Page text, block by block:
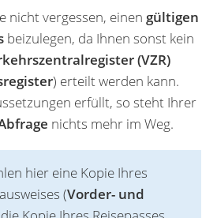
nicht vergessen, einen gültigen
beizulegen, da Ihnen sonst kein
(VZR)
) erteilt werden kann.
erfüllt, so steht Ihrer
nichts mehr im Weg.
hier eine Kopie Ihres
(Vorder- und